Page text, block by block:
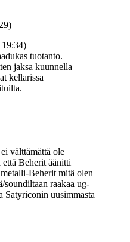
19:34)
tuotanto.
jaksa kuunnella
kellarissa
välttämättä ole
Beherit äänitti
Beherit mitä olen
soundiltaan raakaa ug-
Satyriconin uusimmasta